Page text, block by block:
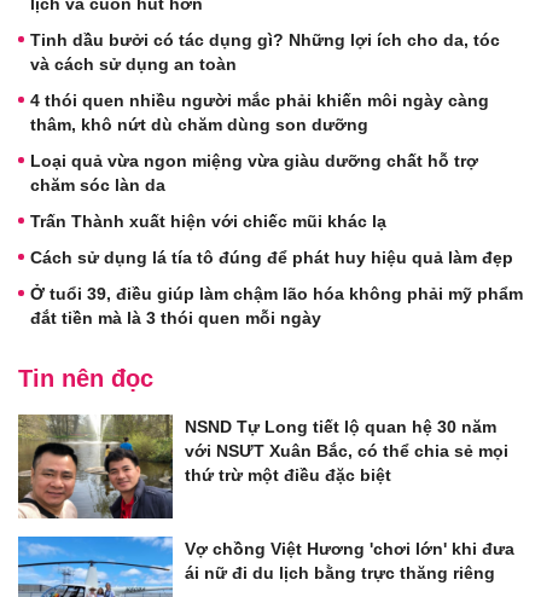
Tinh dầu bưởi có tác dụng gì? Những lợi ích cho da, tóc
và cách sử dụng an toàn
4 thói quen nhiều người mắc phải khiến môi ngày càng
thâm, khô nứt dù chăm dùng son dưỡng
Loại quả vừa ngon miệng vừa giàu dưỡng chất hỗ trợ
chăm sóc làn da
Trấn Thành xuất hiện với chiếc mũi khác lạ
Cách sử dụng lá tía tô đúng để phát huy hiệu quả làm đẹp
Ở tuổi 39, điều giúp làm chậm lão hóa không phải mỹ phẩm
đắt tiền mà là 3 thói quen mỗi ngày
Tin nên đọc
NSND Tự Long tiết lộ quan hệ 30 năm
với NSƯT Xuân Bắc, có thể chia sẻ mọi
thứ trừ một điều đặc biệt
Vợ chồng Việt Hương 'chơi lớn' khi đưa
ái nữ đi du lịch bằng trực thăng riêng